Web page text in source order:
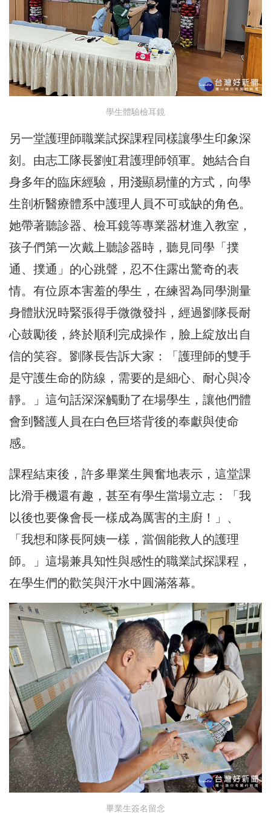
學生體驗檢耳鏡
另一堂護理師職業試探課程同樣讓學生印象深
刻。由志工隊長劉虹君護理師領軍。她結合自
身多年的臨床經驗，用淺顯易懂的方式，向學
生剖析醫療體系中護理人員不可或缺的角色。
她帶著聽診器、檢耳鏡等專業器材進入教室，
孩子們第一次戴上聽診器時，聽見同學「撲
通、撲通」的心跳聲，忍不住露出驚奇的表
情。有位原本害羞的學生，在練習為同學測量
身體狀況時緊張得手微微發抖，經過劉隊長耐
心鼓勵後，終於順利完成操作，臉上綻放出自
信的笑容。劉隊長告訴大家：「護理師的雙手
是守護生命的防線，需要的是細心、耐心與冷
靜。」這句話深深觸動了在場學生，讓他們體
會到醫護人員在白色巨塔背後的奉獻與使命
感。
課程結束後，許多畢業生興奮地表示，這堂課
比滑手機還有趣，甚至有學生當場立志：「我
以後也要像會長一樣成為厲害的主廚！」、
「我想和隊長阿姨一樣，當個能救人的護理
師。」這場兼具知性與感性的職業試探課程，
在學生們的歡笑與汗水中圓滿落幕。
畢業生簽名留念